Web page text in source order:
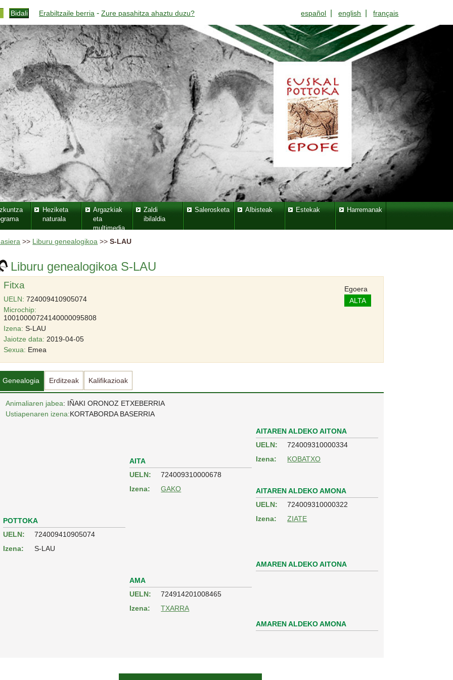
Erabiltzaile berria -Zure pasahitza ahaztu duzu? español |english |français
Heziketa
naturala
Argazkiak
eta
multimedia
Zaldi
ibilaldia
Salerosketa Albisteak Estekak Harremanak
>> Liburu genealogikoa >>S-LAU
Liburu genealogikoa S-LAU
Fitxa
UELN: 724009410905074
Microchip:
10010000724140000095808
Izena: S-LAU
Jaiotze data: 2019-04-05
Sexua: Emea
Egoera
ALTA
Genealogia Erditzeak Kalifikazioak
Animaliaren jabea: IÑAKI ORONOZ ETXEBERRIA
Ustiapenaren izena:KORTABORDA BASERRIA
POTTOKA
UELN:
724009410905074
Izena:
S-LAU
AITA
UELN:
724009310000678
Izena:
GAKO
AITAREN ALDEKO AITONA
UELN:
724009310000334
Izena:
KOBATXO
AITAREN ALDEKO AMONA
UELN:
724009310000322
Izena:
ZIATE
AMA
UELN:
724914201008465
Izena:
TXARRA
AMAREN ALDEKO AITONA
AMAREN ALDEKO AMONA